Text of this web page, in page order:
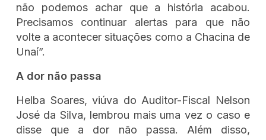
não podemos achar que a história acabou.
Precisamos continuar alertas para que não
volte a acontecer situações como a Chacina de
Unaí”.
A dor não passa
Helba Soares, viúva do Auditor-Fiscal Nelson
José da Silva, lembrou mais uma vez o caso e
disse que a dor não passa. Além disso,